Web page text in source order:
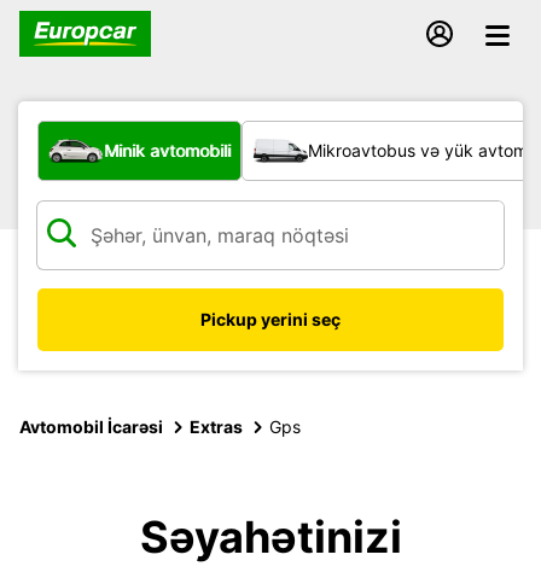
Hansı növ nəqliyyat vasitəsi?
Minik avtomobili Mikroavtobus və yük
Pickup yerini seç
Avtomobil İcarəsi Extras Gps
Səyahətinizi